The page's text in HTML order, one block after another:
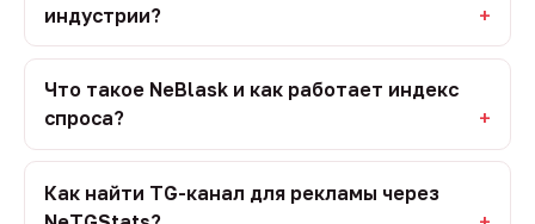
индустрии?
Что такое NeBlask и как работает индекс
спроса?
Как найти TG-канал для рекламы через